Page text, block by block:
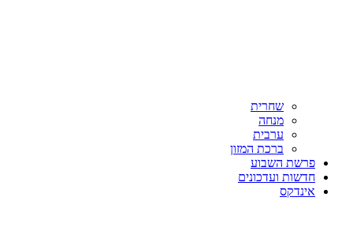
שחרית
מנחה
ערבית
ברכת המזון
פרשת השבוע
חדשות ועדכונים
אינדקס